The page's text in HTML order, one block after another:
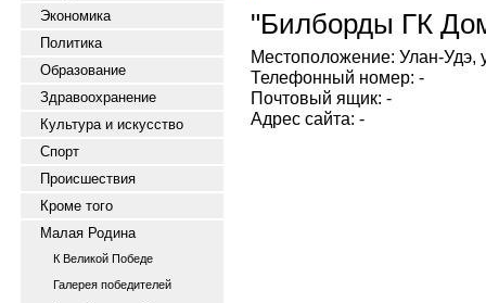
Экономика
Политика
Образование
Здравоохранение
Культура и искусство
Спорт
Происшествия
Кроме того
Малая Родина
К Великой Победе
Галерея победителей
"Билборды ГК
Местоположение: Улан-Удэ,
Телефонный номер: -
Почтовый ящик: -
Адрес сайта: -